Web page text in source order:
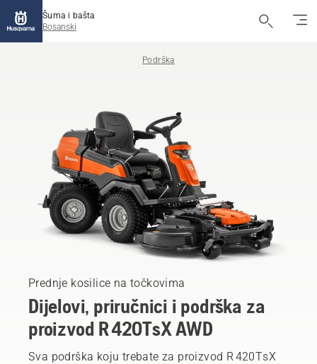
Šuma i bašta
Bosanski
Podrška
Prednje kosilice na točkovima
Dijelovi, priručnici i podrška za
proizvod R 420TsX AWD
Sva podrška koju trebate za proizvod R 420TsX